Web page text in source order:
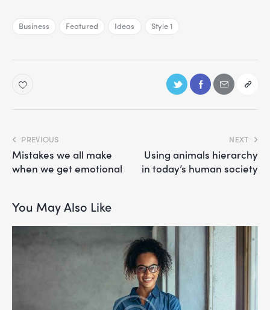
Business Featured Ideas Style 1
PREVIOUS
Mistakes we all make
when we get emotional
NEXT
Using animals hierarchy
in today’s human society
You May Also Like